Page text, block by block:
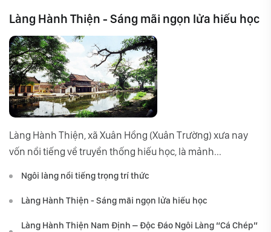
Làng Hành Thiện - Sáng mãi ngọn lửa hiếu học
Làng Hành Thiện, xã Xuân Hồng (Xuân Trường) xưa nay
vốn nổi tiếng về truyền thống hiếu học, là mảnh...
Ngôi làng nổi tiếng trọng trí thức
Làng Hành Thiện - Sáng mãi ngọn lửa hiếu học
Làng Hành Thiện Nam Định – Độc Đáo Ngôi Làng “Cá Chép”